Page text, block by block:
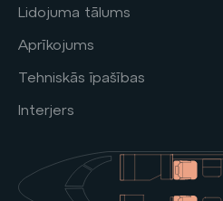
Lidojuma tālums
Aprīkojums
Tehniskās īpašības
Interjers